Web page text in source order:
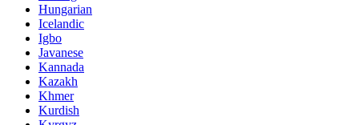
Hungarian
Icelandic
Igbo
Javanese
Kannada
Kazakh
Khmer
Kurdish